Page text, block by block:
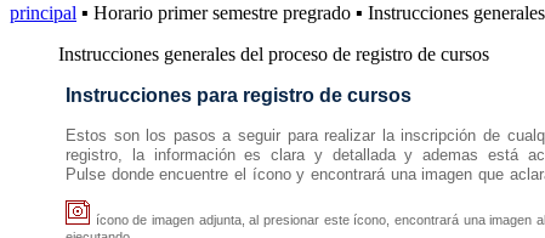
principal ▪ Horario primer semestre pregrado ▪ Instrucciones
Instrucciones generales del proceso de registro de cursos